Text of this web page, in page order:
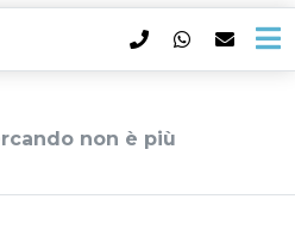
non è più